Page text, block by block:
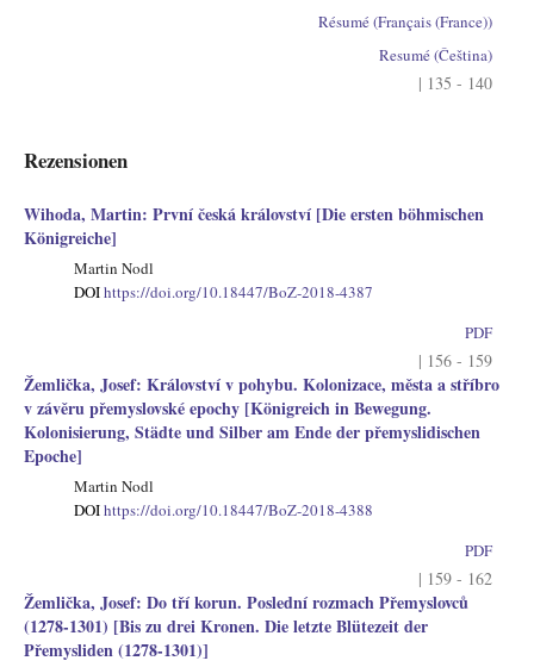
Résumé (Français (France))
Resumé (Čeština)
| 135 - 140
Rezensionen
Wihoda, Martin: První česká království [Die ersten böhmischen
Königreiche]
Martin Nodl
DOIhttps://doi.org/10.18447/BoZ-2018-4387
PDF
| 156 - 159
Žemlička, Josef: Království v pohybu. Kolonizace, města a stříbro
v závěru přemyslovské epochy [Königreich in Bewegung.
Kolonisierung, Städte und Silber am Ende der přemyslidischen
Epoche]
Martin Nodl
DOIhttps://doi.org/10.18447/BoZ-2018-4388
PDF
| 159 - 162
Žemlička, Josef: Do tří korun. Poslední rozmach Přemyslovců
(1278-1301) [Bis zu drei Kronen. Die letzte Blütezeit der
Přemysliden (1278-1301)]